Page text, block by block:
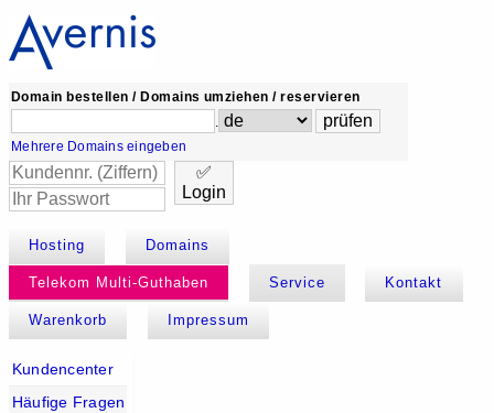
Domain bestellen / Domains umziehen / reservieren
.
Mehrere Domains eingeben
✅
Login
Hosting Domains
Telekom Multi-Guthaben Service Kontakt
Warenkorb Impressum
Kundencenter
Häufige Fragen